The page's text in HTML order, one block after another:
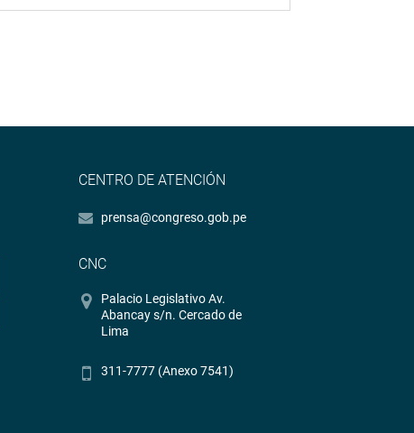
CENTRO DE ATENCIÓN
prensa@congreso.gob.pe
CNC
Palacio Legislativo Av.
Abancay s/n. Cercado de
Lima
311-7777 (Anexo 7541)